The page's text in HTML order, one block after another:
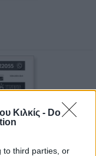
Κιλκίς - Do
to third parties, or